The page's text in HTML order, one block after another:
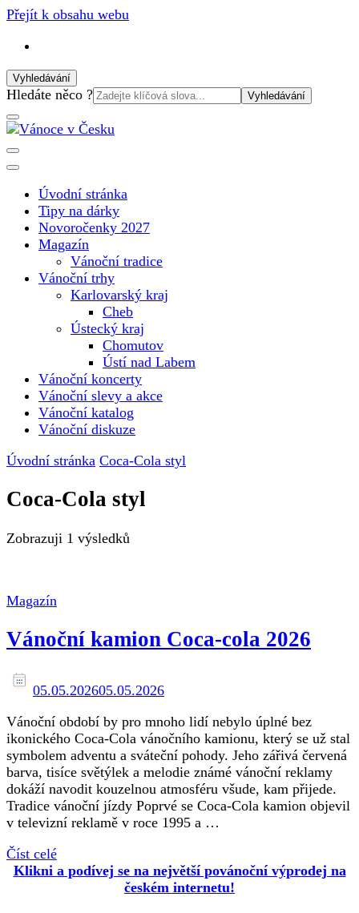
Přejít k obsahu webu
Vyhledávání
Vyhledat:
Hledáte něco ?
Vánoce v Česku
nejkrásnějším svátku v roce v České republice
Úvodní stránka
Tipy na dárky
Novoročenky 2027
Magazín
Vánoční tradice
Vánoční trhy
Karlovarský kraj
Cheb
Ústecký kraj
Chomutov
Ústí nad Labem
Vánoční koncerty
Vánoční slevy a akce
Vánoční katalog
Vánoční diskuze
Úvodní stránka Coca-Cola styl
Coca-Cola styl
Zobrazuji 1 výsledků
Magazín
Vánoční kamion Coca-cola 2026
05.05.202605.05.2026
Vánoční období by pro mnoho lidí nebylo úplné bez
ikonického Coca-Cola vánočního kamionu, který se už stal
symbolem adventu a sváteční pohody. Jeho zářivá červená
barva, tisíce světýlek a melodie známé vánoční reklamy
dokáží navodit kouzelnou atmosféru všude, kam přijede.
Tradice vánoční jízdy Poprvé se Coca-Cola kamion objevil
v televizní reklamě v roce 1995 a …
Číst celé
Klikni a podívej se na největší povánoční výprodej na
českém internetu!